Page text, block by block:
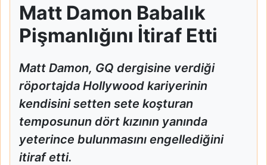
Matt Damon Babalık
Pişmanlığını İtiraf Etti
Matt Damon, GQ dergisine verdiği
röportajda Hollywood kariyerinin
kendisini setten sete koşturan
temposunun dört kızının yanında
yeterince bulunmasını engellediğini
itiraf etti.